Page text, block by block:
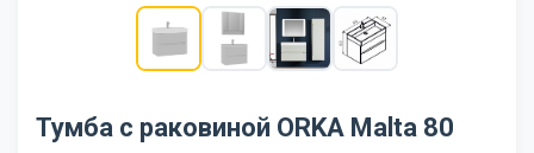
Тумба с раковиной ORKA Malta 80